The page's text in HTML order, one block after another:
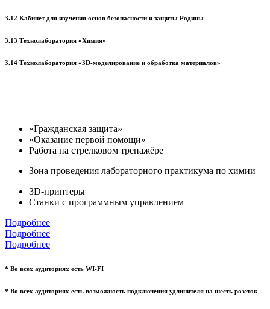
3.12 Кабинет для изучения основ безопасности и защиты Родины
3.13 Технолаборатория «Химия»
3.14 Технолаборатория «3D-моделирование и обработка материалов»
«Гражданская защита»
«Оказание первой помощи»
Работа на стрелковом тренажёре
Зона проведения лабораторного практикума по химии
3D-принтеры
Станки с программным управлением
Подробнее
Подробнее
Подробнее
* Во всех аудиториях есть WI-FI
* Во всех аудиториях есть возможность подключения удлинителя на шесть розеток